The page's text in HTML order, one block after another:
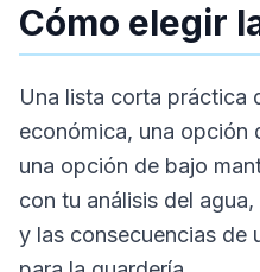
Cómo elegir
Una lista corta práctica
económica, una opción
una opción de bajo
con tu análisis del
y las consecuencias de